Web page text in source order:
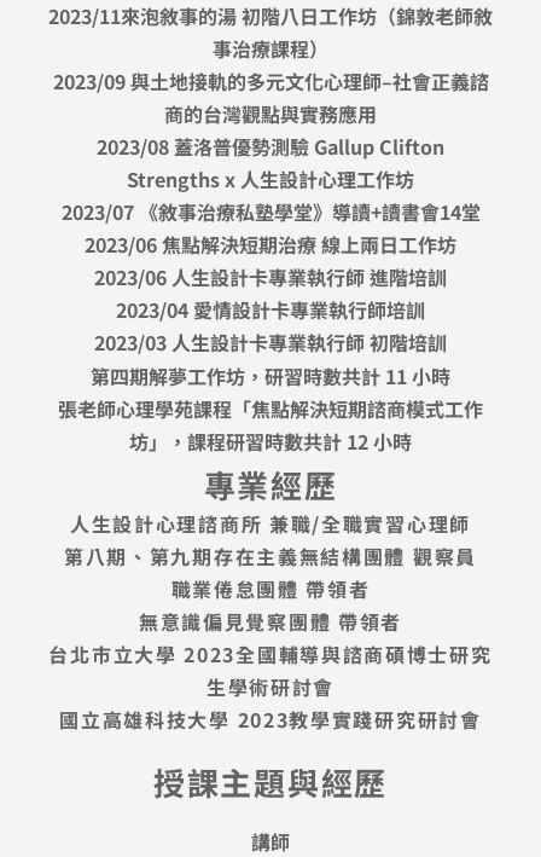
2023/11來泡敘事的湯 初階八日工作坊（錦敦老師敘
事治療課程）
2023/09 與土地接軌的多元文化心理師–社會正義諮
商的台灣觀點與實務應用
2023/08 蓋洛普優勢測驗 Gallup Clifton
Strengths x 人生設計心理工作坊
2023/07 《敘事治療私塾學堂》導讀+讀書會14堂
2023/06 焦點解決短期治療 線上兩日工作坊
2023/06 人生設計卡專業執行師 進階培訓
2023/04 愛情設計卡專業執行師培訓
2023/03 人生設計卡專業執行師 初階培訓
第四期解夢工作坊，研習時數共計 11 小時
張老師心理學苑課程「焦點解決短期諮商模式工作
坊」，課程研習時數共計 12 小時
專業經歷
人生設計心理諮商所 兼職/全職實習心理師
第八期、第九期存在主義無結構團體 觀察員
職業倦怠團體 帶領者
無意識偏見覺察團體 帶領者
台北市立大學 2023全國輔導與諮商碩博士研究
生學術研討會
國立高雄科技大學 2023教學實踐研究研討會
授課主題與經歷
講師